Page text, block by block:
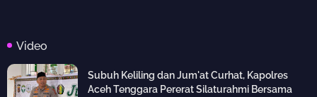
Video
Subuh Keliling dan Jum'at Curhat, Kapolres
Aceh Tenggara Pererat Silaturahmi Bersama